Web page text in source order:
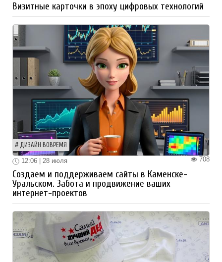
Визитные карточки в эпоху цифровых технологий
ДИЗАЙН ВОВРЕМЯ
708
12:06 | 28 июля
Создаем и поддерживаем сайты в Каменске-
Уральском. Забота и продвижение ваших
интернет-проектов